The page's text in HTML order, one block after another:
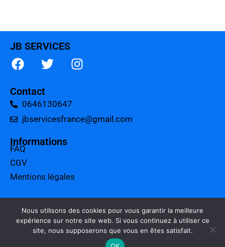
JB SERVICES
Contact
0646130647
jbservicesfrance@gmail.com
Informations
FAQ
CGV
Mentions légales
Tarifs
Charte qualité
Politique de confidentialité
Nous utilisons des cookies pour vous garantir la meilleure
expérience sur notre site web. Si vous continuez à utiliser ce
site, nous supposerons que vous en êtes satisfait.